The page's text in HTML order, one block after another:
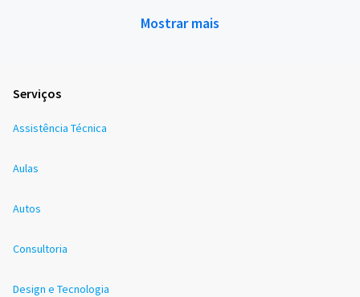
Mostrar mais
Serviços
Assistência Técnica
Aulas
Autos
Consultoria
Design e Tecnologia